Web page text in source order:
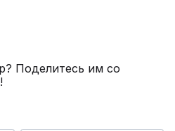
Поделитесь им со